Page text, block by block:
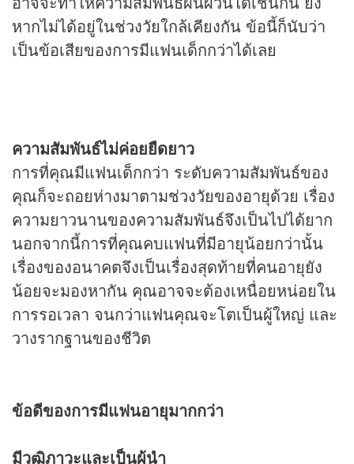
หากไม่ได้อยู่ในช่วงวัยใกล้เคียงกัน ข้อนี้ก็นับว่า
เป็นข้อเสียของการมีแฟนเด็กกว่าได้เลย
ความสัมพันธ์ไม่ค่อยยืดยาว
การที่คุณมีแฟนเด็กกว่า ระดับความสัมพันธ์ของ
คุณก็จะถอยห่างมาตามช่วงวัยของอายุด้วย เรื่อง
ความยาวนานของความสัมพันธ์จึงเป็นไปได้ยาก
นอกจากนี้การที่คุณคบแฟนที่มีอายุน้อยกว่านั้น
เรื่องของอนาคตจึงเป็นเรื่องสุดท้ายที่คนอายุยัง
น้อยจะมองหากัน คุณอาจจะต้องเหนื่อยหน่อยใน
การรอเวลา จนกว่าแฟนคุณจะโตเป็นผู้ใหญ่ และ
วางรากฐานของชีวิต
ข้อดีของการมีแฟนอายุมากกว่า
มีวุฒิภาวะและเป็นผู้นำ